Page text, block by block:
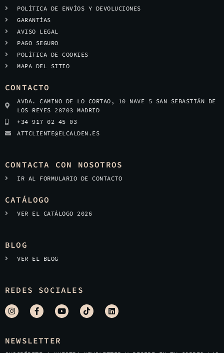
POLÍTICA DE ENVÍOS Y DEVOLUCIONES
GARANTÍAS
AVISO LEGAL
PAGO SEGURO
POLÍTICA DE COOKIES
MAPA DEL SITIO
CONTACTO
AVDA. CAMINO DE LO CORTAO, 10 NAVE 5 SAN SEBASTIÁN DE
LOS REYES 28703 MADRID
+34 917 02 45 03
ATTCLIENTE@ELCALDEN.ES
CONTACTA CON NOSOTROS
IR AL FORMULARIO DE CONTACTO
CATÁLOGO
VER EL CATÁLOGO 2026
BLOG
VER EL BLOG
REDES SOCIALES
NEWSLETTER